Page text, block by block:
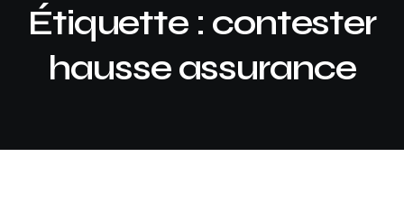
Étiquette : contester
hausse assurance